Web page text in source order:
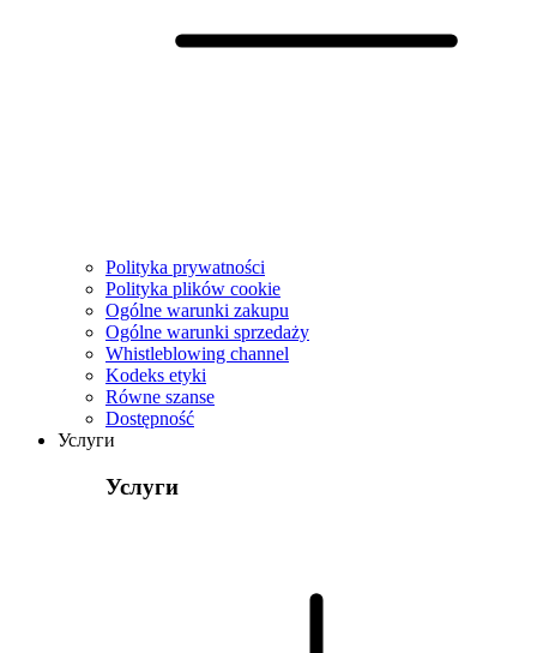
Polityka prywatności
Polityka plików cookie
Ogólne warunki zakupu
Ogólne warunki sprzedaży
Whistleblowing channel
Kodeks etyki
Równe szanse
Dostępność
Услуги
Услуги